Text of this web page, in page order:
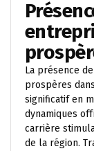
La présence
prospères
significatif en
dynamiques
carrière
de la région.